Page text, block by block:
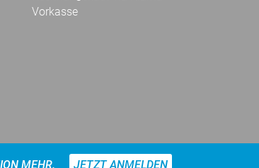
Vorkasse
MEHR. JETZT ANMELDEN